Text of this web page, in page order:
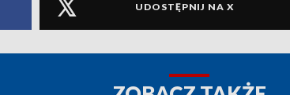
UDOSTĘPNIJ NA X